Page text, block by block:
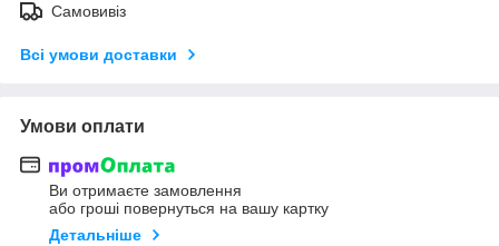
Самовивіз
Всі умови доставки
Умови оплати
Ви отримаєте замовлення
або гроші повернуться на вашу картку
Детальніше